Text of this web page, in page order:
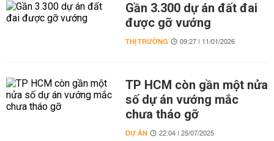
Gần 3.300 dự án đất đai
được gỡ vướng
THỊ TRƯỜNG 09:27 | 11/01/2026
TP HCM còn gần một nửa
số dự án vướng mắc
chưa tháo gỡ
DỰ ÁN 22:04 | 25/07/2025